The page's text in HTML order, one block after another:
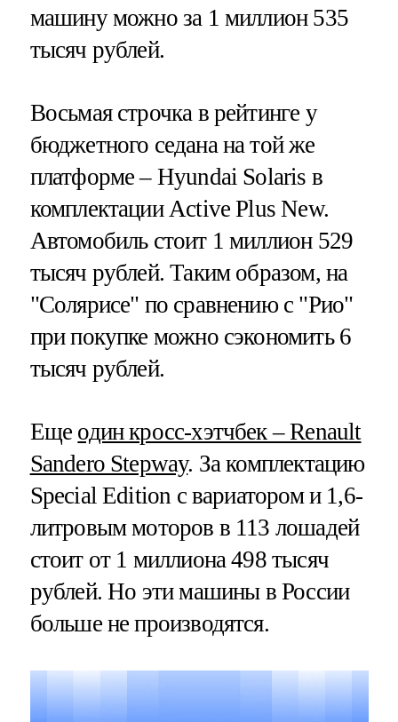
машину можно за 1 миллион 535
тысяч рублей.
Восьмая строчка в рейтинге у
бюджетного седана на той же
платформе – Hyundai Solaris в
комплектации Active Plus New.
Автомобиль стоит 1 миллион 529
тысяч рублей. Таким образом, на
"Солярисе" по сравнению с "Рио"
при покупке можно сэкономить 6
тысяч рублей.
Еще один кросс-хэтчбек – Renault
Sandero Stepway. За комплектацию
Special Edition с вариатором и 1,6-
литровым моторов в 113 лошадей
стоит от 1 миллиона 498 тысяч
рублей. Но эти машины в России
больше не производятся.